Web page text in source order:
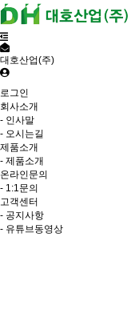
대호산업(주)
로그인
회사소개
- 인사말
- 오시는길
제품소개
- 제품소개
온라인문의
- 1:1문의
고객센터
- 공지사항
- 유튜브동영상